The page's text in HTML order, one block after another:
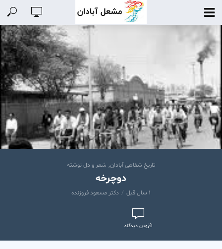
تاریخ شفاهی آبادان, شعر و دل نوشته
دوچرخه
۱ سال قبل دکتر مسعود فروزنده
افزودن دیدگاه